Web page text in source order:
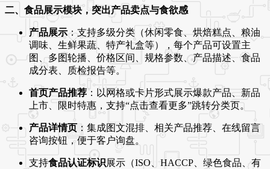
二、食品展示模块，突出产品卖点与食欲感
产品展示 ：支持多级分类（休闲零食、烘焙糕点、粮油
调味、生鲜果蔬、特产礼盒等），每个产品可设置主
图、多图轮播、价格区间、规格参数、产品描述、食品
成分表、质检报告等。
首页产品推荐：以网格或卡片形式展示爆款产品、新品
上市、限时特惠，支持“点击查看更多”跳转分类页。
产品详情页：集成图文混排、相关产品推荐、在线留言
咨询按钮，便于客户询盘。
支持食品认证标识展示（ISO、HACCP、绿色食品、有